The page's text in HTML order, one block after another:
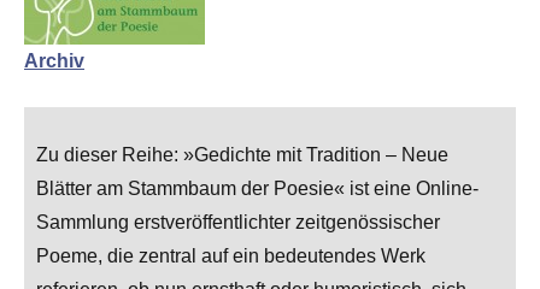
Archiv
Zu dieser Reihe: »Gedichte mit Tradition – Neue
Blätter am Stammbaum der Poesie« ist eine Online-
Sammlung erstveröffentlichter zeitgenössischer
Poeme, die zentral auf ein bedeutendes Werk